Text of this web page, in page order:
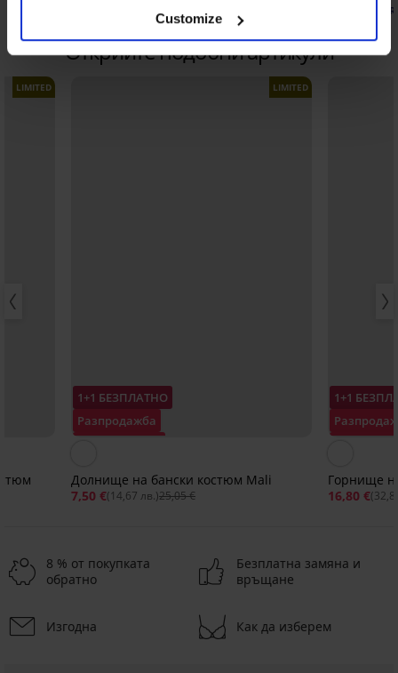
Customize
Открийте подобни артикули
LIMITED
1+1 БЕЗПЛАТНО
Разпродажба
LIMITED
Долнище на бански костюм Mali
7,50 €(14,67 лв.)25,05 €
1+1
Горнище
16,80 €
8 % от покупката
обратно
Безплатна замяна и
връщане
Изгодна Как да изберем